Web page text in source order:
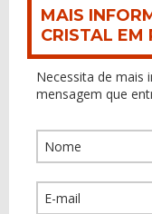
MAIS
CRISTAL EM
Necessita de mais
mensagem que